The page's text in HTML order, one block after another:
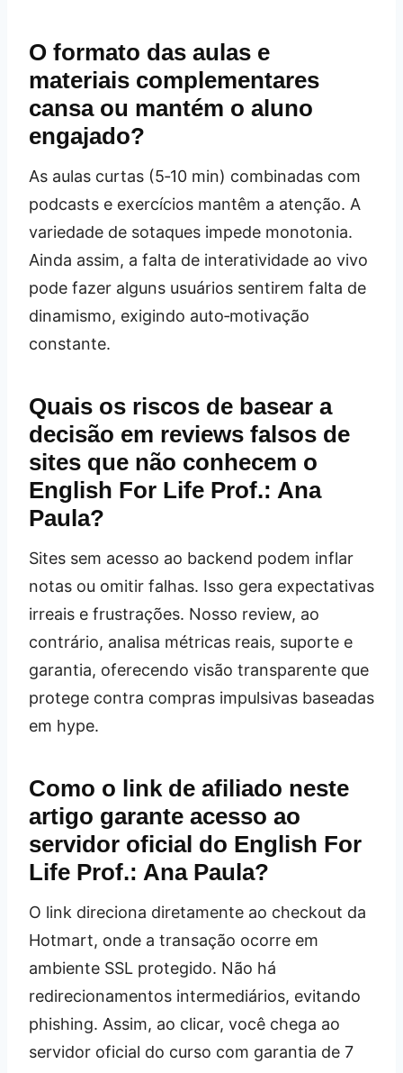
O formato das aulas e
materiais complementares
cansa ou mantém o aluno
engajado?
As aulas curtas (5‑10 min) combinadas com
podcasts e exercícios mantêm a atenção. A
variedade de sotaques impede monotonia.
Ainda assim, a falta de interatividade ao vivo
pode fazer alguns usuários sentirem falta de
dinamismo, exigindo auto‑motivação
constante.
Quais os riscos de basear a
decisão em reviews falsos de
sites que não conhecem o
English For Life Prof.: Ana
Paula?
Sites sem acesso ao backend podem inflar
notas ou omitir falhas. Isso gera expectativas
irreais e frustrações. Nosso review, ao
contrário, analisa métricas reais, suporte e
garantia, oferecendo visão transparente que
protege contra compras impulsivas baseadas
em hype.
Como o link de afiliado neste
artigo garante acesso ao
servidor oficial do English For
Life Prof.: Ana Paula?
O link direciona diretamente ao checkout da
Hotmart, onde a transação ocorre em
ambiente SSL protegido. Não há
redirecionamentos intermediários, evitando
phishing. Assim, ao clicar, você chega ao
servidor oficial do curso com garantia de 7